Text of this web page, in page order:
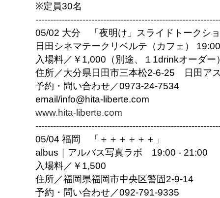
※定員30名
------------------------------------------------------------
05/02 大分 「夜明け」スライドトークシ
日田シネマテークリベルテ（カフェ）
入場料／￥1,000（別途、１1drinkオーダー
住所／大分県日田市三本松2-6-25 日田ア
予約・問い合わせ／0973-24-7534
email/info@hita-liberte.com
www.hita-liberte.com
------------------------------------------------------------
05/04 福岡 「＋＋＋＋＋＋」
albus｜アルバス写真ラボ 19:00 - 21:00
入場料／￥1,500
住所／福岡県福岡市中央区警固2-9-14
予約・問い合わせ／092-791-9335